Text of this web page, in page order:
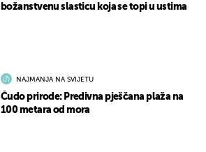
božanstvenu slasticu koja se topi u ustima
NAJMANJA NA SVIJETU
Čudo prirode: Predivna pješčana plaža na
100 metara od mora